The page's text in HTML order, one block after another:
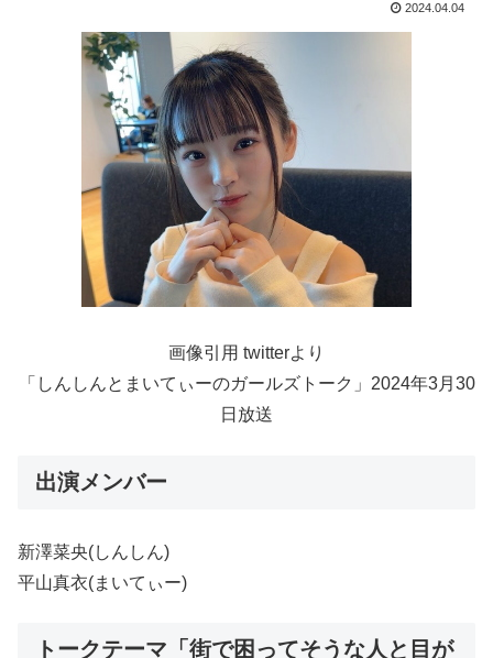
2024.04.04
画像引用 twitterより
「しんしんとまいてぃーのガールズトーク」2024年3月30
日放送
出演メンバー
新澤菜央(しんしん)
平山真衣(まいてぃー)
トークテーマ「街で困ってそうな人と目が